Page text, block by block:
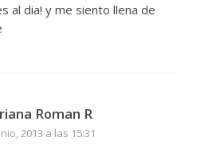
al dia! y me siento llena de
Roman R
2013 a las 15:31